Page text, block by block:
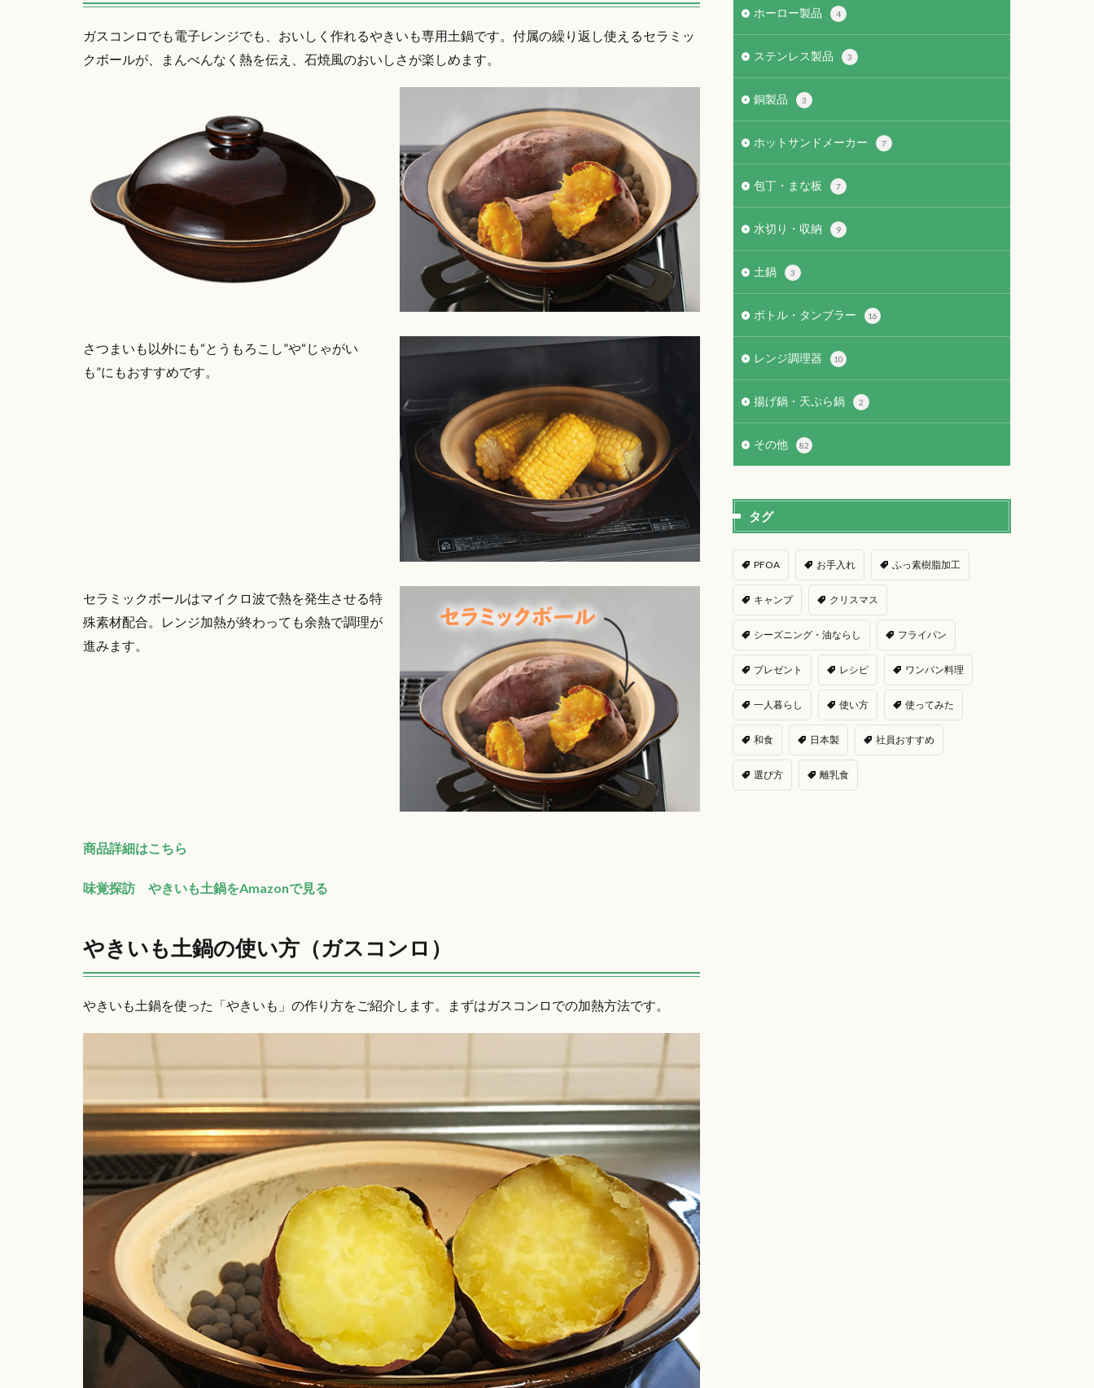
ガスコンロでも電子レンジでも、おいしく作れるやきいも専用土鍋です。付属の繰り返し使えるセラミッ
クボールが、まんべんなく熱を伝え、石焼風のおいしさが楽しめます。
さつまいも以外にも“とうもろこし”や“じゃがい
も”にもおすすめです。
セラミックボールはマイクロ波で熱を発生させる特
殊素材配合。レンジ加熱が終わっても余熱で調理が
進みます。
商品詳細はこちら
味覚探訪 やきいも土鍋をAmazonで見る
やきいも土鍋の使い方（ガスコンロ）
やきいも土鍋を使った「やきいも」の作り方をご紹介します。まずはガスコンロでの加熱方法です。
ホーロー製品 4
ステンレス製品 3
銅製品 3
ホットサンドメーカー 7
包丁・まな板 7
水切り・収納 9
土鍋 3
ボトル・タンブラー 16
レンジ調理器 10
揚げ鍋・天ぷら鍋 2
その他 82
タグ
PFOA お手入れ ふっ素樹脂加工
キャンプ クリスマス
シーズニング・油ならし フライパン
プレゼント レシピ ワンパン料理
一人暮らし 使い方 使ってみた
和食 日本製 社員おすすめ
選び方 離乳食